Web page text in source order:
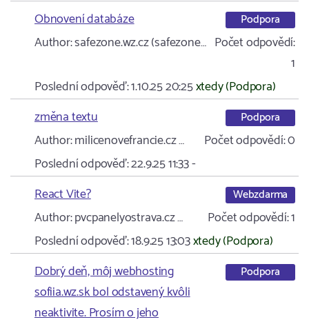
Obnovení databáze
Podpora
Author:safezone.wz.cz (safezone… Počet odpovědí:
1
Poslední odpověď:1.10.25 20:25xtedy (Podpora)
změna textu
Podpora
Author:milicenovefrancie.cz … Počet odpovědí:0
Poslední odpověď:22.9.25 11:33-
React Vite?
Webzdarma
Author:pvcpanelyostrava.cz … Počet odpovědí:1
Poslední odpověď:18.9.25 13:03xtedy (Podpora)
Dobrý deň, môj webhosting
sofiia.wz.sk bol odstavený kvôli
neaktivite. Prosím o jeho
Podpora